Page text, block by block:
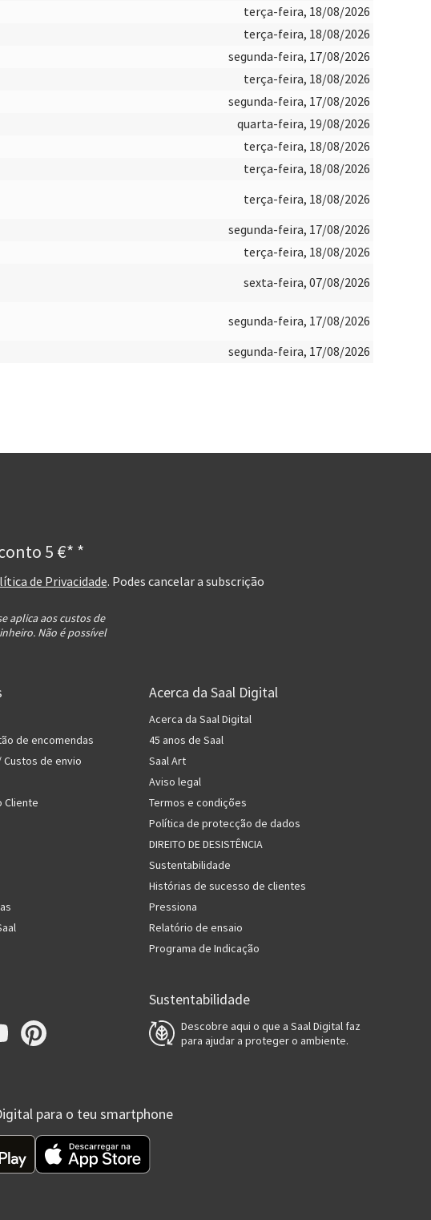
terça-feira, 18/08/2026
terça-feira, 18/08/2026
segunda-feira, 17/08/2026
terça-feira, 18/08/2026
segunda-feira, 17/08/2026
quarta-feira, 19/08/2026
terça-feira, 18/08/2026
terça-feira, 18/08/2026
terça-feira, 18/08/2026
segunda-feira, 17/08/2026
terça-feira, 18/08/2026
sexta-feira, 07/08/2026
segunda-feira, 17/08/2026
segunda-feira, 17/08/2026
5 €* *
de Privacidade. Podes cancelar a subscrição
aplica aos custos de
Não é possível
de encomendas
de envio
Cliente
Acerca da Saal Digital
Acerca da Saal Digital
45 anos de Saal
Saal Art
Aviso legal
Termos e condições
Política de protecção de dados
DIREITO DE DESISTÊNCIA
Sustentabilidade
Histórias de sucesso de clientes
Pressiona
Relatório de ensaio
Programa de Indicação
Sustentabilidade
Descobre aqui o que a Saal Digital faz
para ajudar a proteger o ambiente.
para o teu smartphone